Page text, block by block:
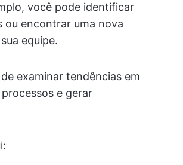
você pode identificar
ou encontrar uma nova
equipe.
examinar tendências em
e gerar